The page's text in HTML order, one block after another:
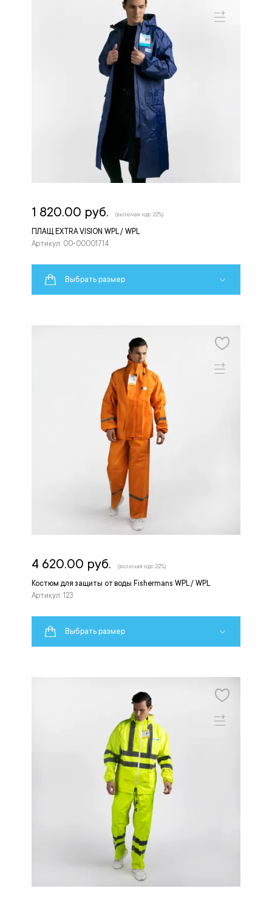
ПЛАЩ EXTRA VISION WPL / WPL
Артикул: 00-00001714
1 820.00 руб. (включая ндс 22%)
Выбрать размер
Костюм для защиты от воды Fishermans WPL / WPL
Артикул: 123
4 620.00 руб. (включая ндс 22%)
Выбрать размер